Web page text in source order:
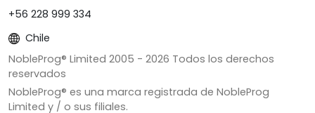
+56 228 999 334
Chile
NobleProg® Limited 2005 - 2026 Todos los derechos
reservados
NobleProg® es una marca registrada de NobleProg
Limited y / o sus filiales.